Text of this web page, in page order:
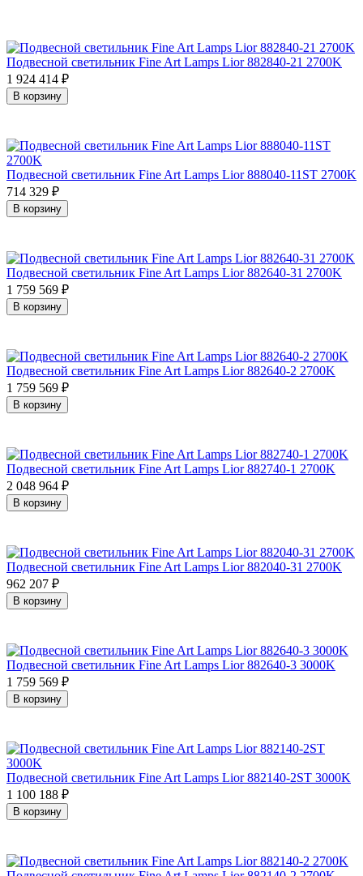
Подвесной светильник Fine Art Lamps Lior 882840-21 2700K
1 924 414 ₽
В корзину
Подвесной светильник Fine Art Lamps Lior 888040-11ST 2700K
714 329 ₽
В корзину
Подвесной светильник Fine Art Lamps Lior 882640-31 2700K
1 759 569 ₽
В корзину
Подвесной светильник Fine Art Lamps Lior 882640-2 2700K
1 759 569 ₽
В корзину
Подвесной светильник Fine Art Lamps Lior 882740-1 2700K
2 048 964 ₽
В корзину
Подвесной светильник Fine Art Lamps Lior 882040-31 2700K
962 207 ₽
В корзину
Подвесной светильник Fine Art Lamps Lior 882640-3 3000K
1 759 569 ₽
В корзину
Подвесной светильник Fine Art Lamps Lior 882140-2ST 3000K
1 100 188 ₽
В корзину